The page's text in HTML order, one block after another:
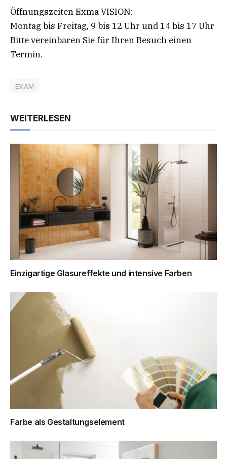
Öffnungszeiten Exma VISION:
Montag bis Freitag, 9 bis 12 Uhr und 14 bis 17 Uhr
Bitte vereinbaren Sie für Ihren Besuch einen
Termin.
EXAM
WEITERLESEN
Einzigartige Glasureffekte und intensive Farben
Farbe als Gestaltungselement